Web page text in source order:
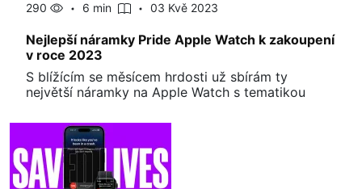
290 6 min 03 Kvě 2023
Nejlepší náramky Pride Apple Watch k zakoupení
v roce 2023
S blížícím se měsícem hrdosti už sbírám ty
největší náramky na Apple Watch s tematikou